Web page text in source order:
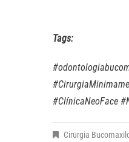
Tags:
#ClínicaNeoFace
Cirurgia